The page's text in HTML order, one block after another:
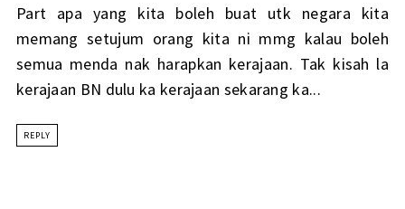
Part apa yang kita boleh buat utk negara kita
memang setujum orang kita ni mmg kalau boleh
semua menda nak harapkan kerajaan. Tak kisah la
kerajaan BN dulu ka kerajaan sekarang ka...
REPLY